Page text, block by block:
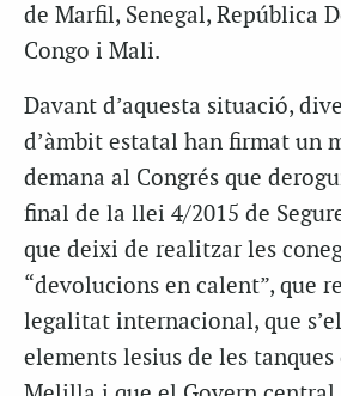
de Marfil, Senegal, República
Congo i Mali.
Davant d’aquesta situació,
d’àmbit estatal han firmat un
demana al Congrés que
final de la llei 4/2015 de
que deixi de realitzar les
“devolucions en calent”, que
legalitat internacional, que
elements lesius de les tanques